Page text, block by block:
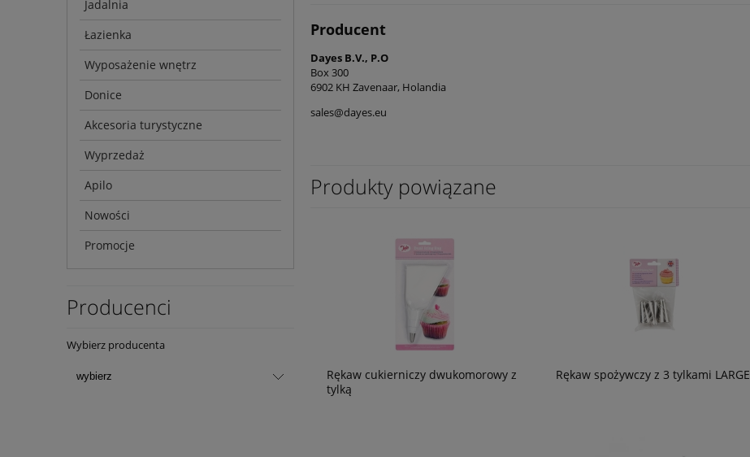
Jadalnia
Łazienka
Wyposażenie wnętrz
Donice
Akcesoria turystyczne
Wyprzedaż
Apilo
Nowości
Promocje
Producenci
Wybierz producenta
Producent
Dayes B.V., P.O
Box 300
6902 KH Zavenaar, Holandia
sales@dayes.eu
Produkty powiązane
Rękaw cukierniczy dwukomorowy z
tylką
Rękaw spożywczy z 3 tylkami LARGE